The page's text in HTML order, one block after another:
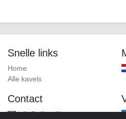
Snelle links
Home
Alle kavels
Contact
info@alleveilingen.net